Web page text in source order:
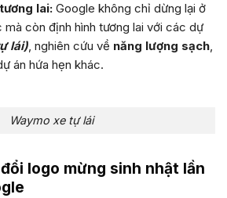
lai: Google không chỉ dừng lại ở
mà còn định hình tương lai với các dự
lái), nghiên cứu về năng lượng sạch,
án hứa hẹn khác.
Waymo xe tự lái
logo mừng sinh nhật lần